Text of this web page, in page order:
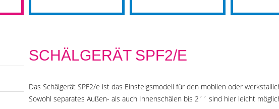
SCHÄLGERÄT SPF2/E
Das Schälgerät SPF2/e ist das Einsteigsmodell für den mobilen oder
Sowohl separates Außen- als auch Innenschälen bis 2´´ sind hier leicht